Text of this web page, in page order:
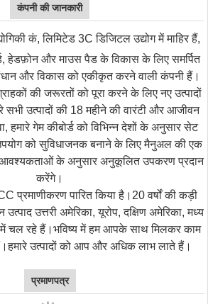
कंपनी की जानकारी
कं, लिमिटेड 3C डिजिटल उद्योग में माहिर हैं,
हेडफ़ोन और माउस पैड के विकास के लिए समर्पित
और विकास को एकीकृत करने वाली कंपनी हैं।
की जरूरतों को पूरा करने के लिए नए उत्पादों
सभी उत्पादों की 18 महीने की वारंटी और आजीवन
गेम कीबोर्ड को विभिन्न देशों के अनुसार सेट
को सुविधाजनक बनाने के लिए मैनुअल की एक
के अनुसार अनुकूलित उपकरण प्रदान
करेंगे।
प्रमाणीकरण पारित किया है।20 वर्षों की कड़ी
उत्तरी अमेरिका, यूरोप, दक्षिण अमेरिका, मध्य
में चल रहे हैं।भविष्य में हम आपके साथ मिलकर काम
उत्पादों को आप और अधिक लाभ लाते हैं।
प्रमाणपत्र